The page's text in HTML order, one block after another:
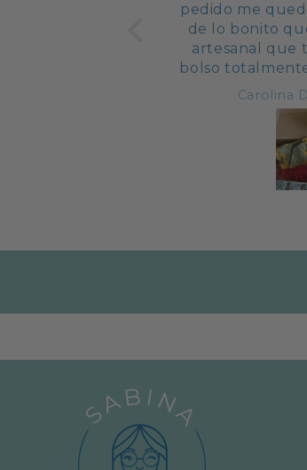
pedido me
de lo bonito
artesanal que
bolso
a mi gusto
expectativas. Si
diferente,
lo
Carolina